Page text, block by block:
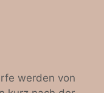
werden von